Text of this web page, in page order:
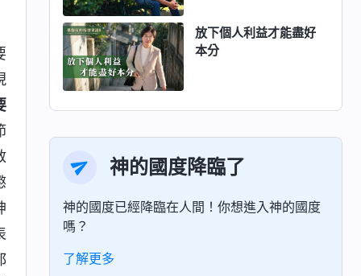
放下個人利益才能盡好
本分
神的國度降臨了
神的國度已經降臨在人間！你想進入神的國度
嗎？
了解更多